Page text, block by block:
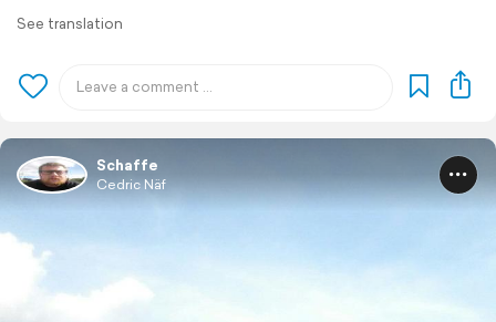
See translation
Schaffe
Cedric Näf